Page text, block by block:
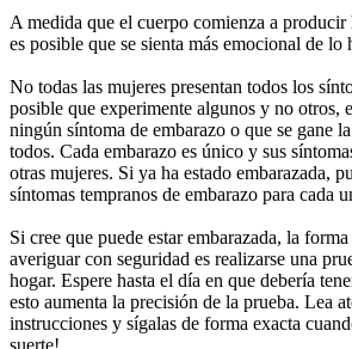
A medida que el cuerpo comienza a producir
es posible que se sienta más emocional de lo
No todas las mujeres presentan todos los
posible que experimente algunos y no otros,
ningún síntoma de embarazo o que se gane
todos. Cada embarazo es único y sus
otras mujeres. Si ya ha estado embarazada,
síntomas tempranos de embarazo para cada
Si cree que puede estar embarazada, la
averiguar con seguridad es realizarse una
hogar. Espere hasta el día en que debería
esto aumenta la precisión de la prueba. Lea
instrucciones y sígalas de forma exacta